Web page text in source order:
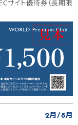
サイト優待券（長期限
2月 8月